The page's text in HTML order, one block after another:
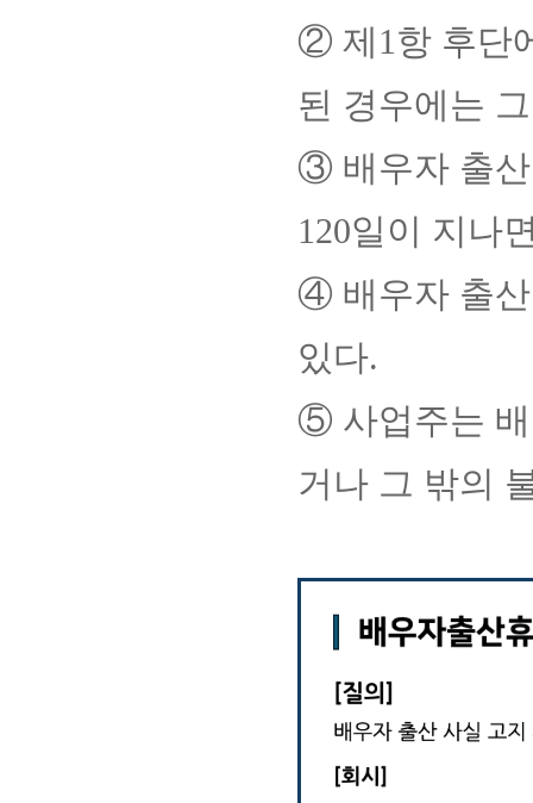
② 제1항 후단
된 경우에는
③ 배우자 출산
120일이 지나
④ 배우자 출산
있다.
⑤ 사업주는 배
거나 그 밖의